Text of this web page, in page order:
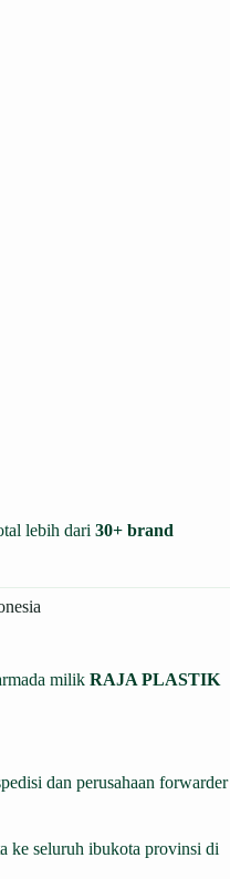
lebih dari 30+ brand
milik RAJA PLASTIK
dan perusahaan forwarder
ke seluruh ibukota provinsi di